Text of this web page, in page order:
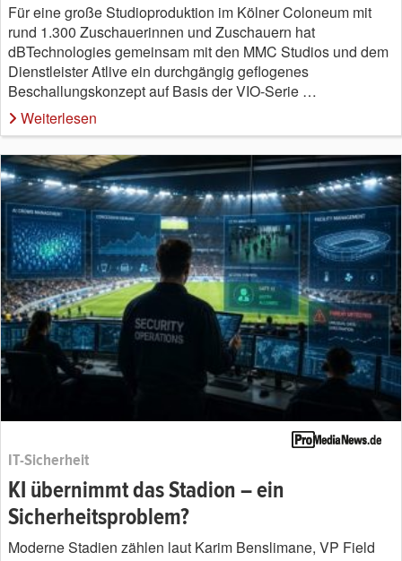
Für eine große Studioproduktion im Kölner Coloneum mit
rund 1.300 Zuschauerinnen und Zuschauern hat
dBTechnologies gemeinsam mit den MMC Studios und dem
Dienstleister Atlive ein durchgängig geflogenes
Beschallungskonzept auf Basis der VIO-Serie …
Weiterlesen
IT-Sicherheit
KI übernimmt das Stadion – ein
Sicherheitsproblem?
Moderne Stadien zählen laut Karim Benslimane, VP Field